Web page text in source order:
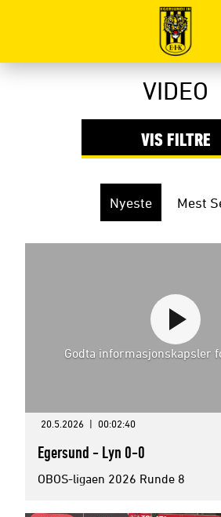
VIDEO
Nyeste Mest
Godta informasjonskapsler
20.5.2026 | 00:02:40
Egersund - Lyn 0-0
OBOS-ligaen 2026 Runde 8
VISFILTRE